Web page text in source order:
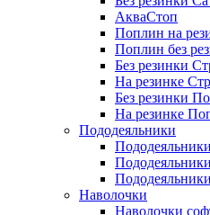
АкваСтоп
Поплин на
Поплин без
Без резинки
На резинке
Без резинки
На резинке
Пододеяльники
Наволочки
Наволочки